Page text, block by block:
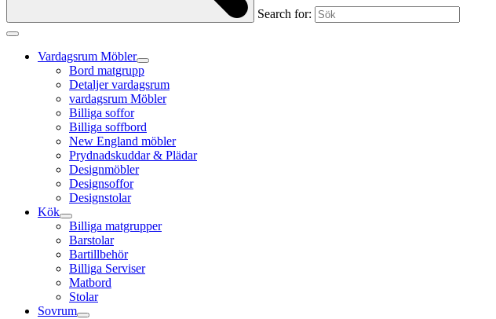
Search for:
Vardagsrum Möbler
Bord matgrupp
Detaljer vardagsrum
vardagsrum Möbler
Billiga soffor
Billiga soffbord
New England möbler
Prydnadskuddar & Plädar
Designmöbler
Designsoffor
Designstolar
Kök
Billiga matgrupper
Barstolar
Bartillbehör
Billiga Serviser
Matbord
Stolar
Sovrum